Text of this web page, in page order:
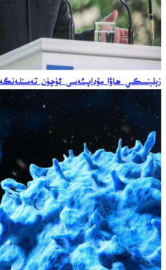
زېلېنسكىي ھاۋا مۇداپىئەسى ئۈچۈن